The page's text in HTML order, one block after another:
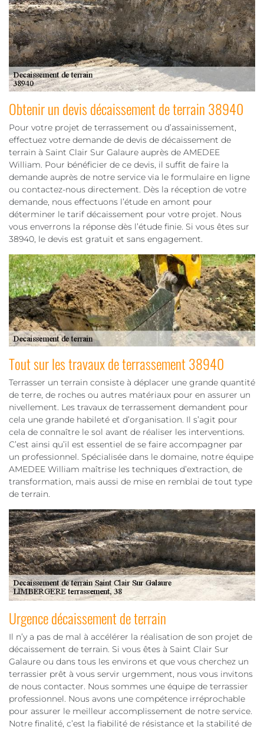
Obtenir un devis décaissement de terrain 38940
Pour votre projet de terrassement ou d’assainissement,
effectuez votre demande de devis de décaissement de
terrain à Saint Clair Sur Galaure auprès de AMEDEE
William. Pour bénéficier de ce devis, il suffit de faire la
demande auprès de notre service via le formulaire en ligne
ou contactez-nous directement. Dès la réception de votre
demande, nous effectuons l’étude en amont pour
déterminer le tarif décaissement pour votre projet. Nous
vous enverrons la réponse dès l’étude finie. Si vous êtes sur
38940, le devis est gratuit et sans engagement.
Tout sur les travaux de terrassement 38940
Terrasser un terrain consiste à déplacer une grande quantité
de terre, de roches ou autres matériaux pour en assurer un
nivellement. Les travaux de terrassement demandent pour
cela une grande habileté et d’organisation. Il s’agit pour
cela de connaître le sol avant de réaliser les interventions.
C’est ainsi qu’il est essentiel de se faire accompagner par
un professionnel. Spécialisée dans le domaine, notre équipe
AMEDEE William maîtrise les techniques d’extraction, de
transformation, mais aussi de mise en remblai de tout type
de terrain.
Urgence décaissement de terrain
Il n’y a pas de mal à accélérer la réalisation de son projet de
décaissement de terrain. Si vous êtes à Saint Clair Sur
Galaure ou dans tous les environs et que vous cherchez un
terrassier prêt à vous servir urgemment, nous vous invitons
de nous contacter. Nous sommes une équipe de terrassier
professionnel. Nous avons une compétence irréprochable
pour assurer le meilleur accomplissement de notre service.
Notre finalité, c’est la fiabilité de résistance et la stabilité de